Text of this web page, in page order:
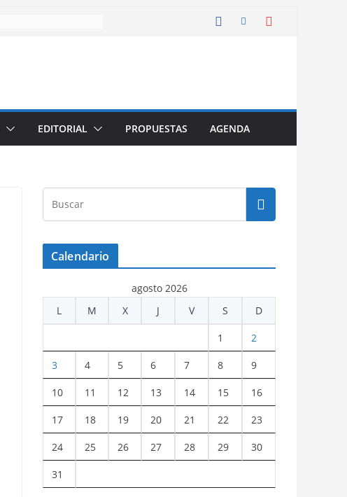
EDITORIAL PROPUESTAS AGENDA
Calendario
agosto 2026
L
M X J V S D
1 2
3 4 5 6 7 8 9
10 11 12 13 14 15 16
17 18 19 20 21 22 23
24 25 26 27 28 29 30
31